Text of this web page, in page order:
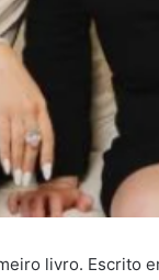
livro. Escrito